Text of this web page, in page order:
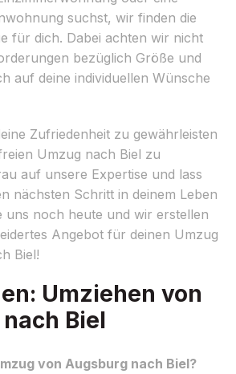
suchst, wir finden die
für dich. Dabei achten wir nicht
bezüglich Größe und
auf deine individuellen Wünsche
Zufriedenheit zu gewährleisten
Umzug nach Biel zu
auf unsere Expertise und lass
nächsten Schritt in deinem Leben
uns noch heute und wir erstellen
Angebot für deinen Umzug
Biel!
Umziehen von
Biel
von Augsburg nach Biel?